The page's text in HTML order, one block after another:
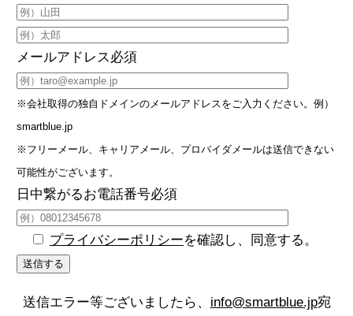
メールアドレス 必須
※会社取得の独自ドメインのメールアドレスをご入力ください。例）
smartblue.jp
※フリーメール、キャリアメール、プロバイダメールは送信できない
可能性がございます。
日中繋がるお電話番号必須
プライバシーポリシーを確認し、同意する。
送信エラー等ございましたら、 info@smartblue.jp宛